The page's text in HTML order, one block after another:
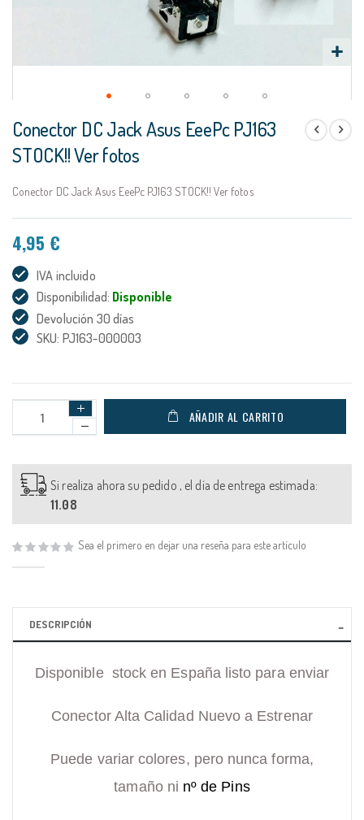
al
de
galería
Conector DC Jack Asus EeePc PJ163
STOCK!! Ver fotos
Conector DC Jack Asus EeePc PJ163 STOCK!! Ver fotos
4,95 €
IVA incluido
Disponibilidad: Disponible
Devolución 30 días
SKU: PJ163-000003
AÑADIR AL CARRITO
Si realiza ahora su pedido , el día de entrega estimada:
11.08
Sea el primero en dejar una reseña para este artículo
DESCRIPCIÓN
Disponible stock en España listo para enviar
Conector Alta Calidad Nuevo a Estrenar
Puede variar colores, pero nunca forma,
tamaño ni nº de Pins